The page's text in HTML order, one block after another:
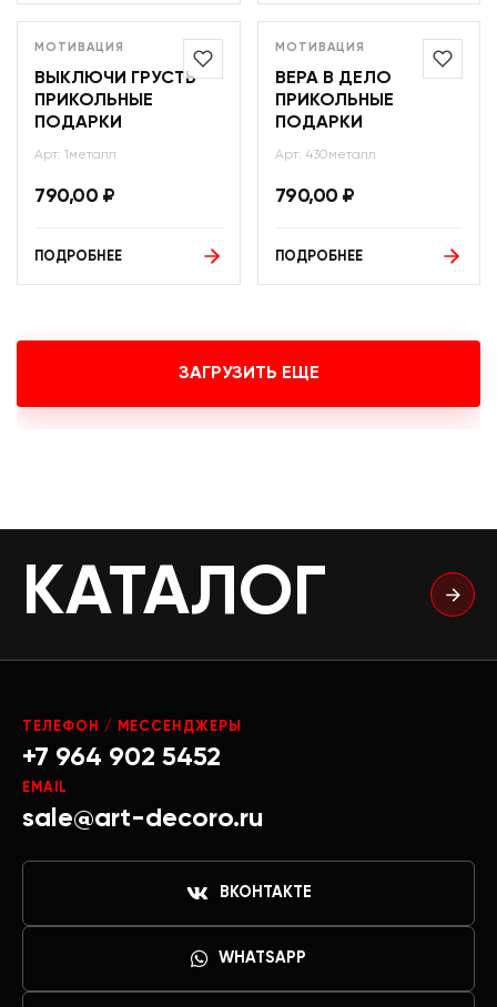
МОТИВАЦИЯ
ВЫКЛЮЧИ ГРУСТЬ
ПРИКОЛЬНЫЕ
ПОДАРКИ
Арт: 1металл
790,00 ₽
ПОДРОБНЕЕ
МОТИВАЦИЯ
ВЕРА В ДЕЛО
ПРИКОЛЬНЫЕ
ПОДАРКИ
Арт: 430металл
790,00 ₽
ПОДРОБНЕЕ
ЗАГРУЗИТЬ ЕЩЕ
КАТАЛОГ
ТЕЛЕФОН / МЕССЕНДЖЕРЫ
+7 964 902 5452
EMAIL
sale@art-decoro.ru
ВКОНТАКТЕ
WHATSAPP